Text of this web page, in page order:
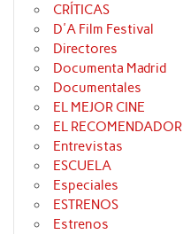
CRÍTICAS
D'A Film Festival
Directores
Documenta Madrid
Documentales
EL MEJOR CINE
EL RECOMENDADOR
Entrevistas
ESCUELA
Especiales
ESTRENOS
Estrenos